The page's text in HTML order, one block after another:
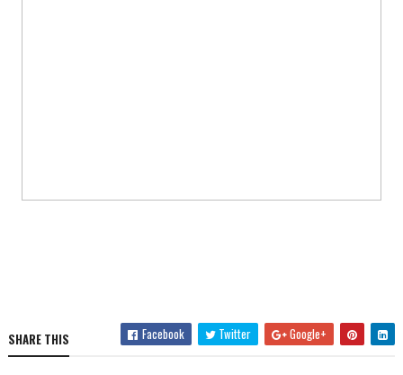
SHARE THIS Facebook Twitter Google+